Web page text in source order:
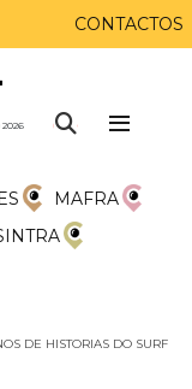
CONTACTOS
2026
MAFRA
DE HISTORIAS DO SURF